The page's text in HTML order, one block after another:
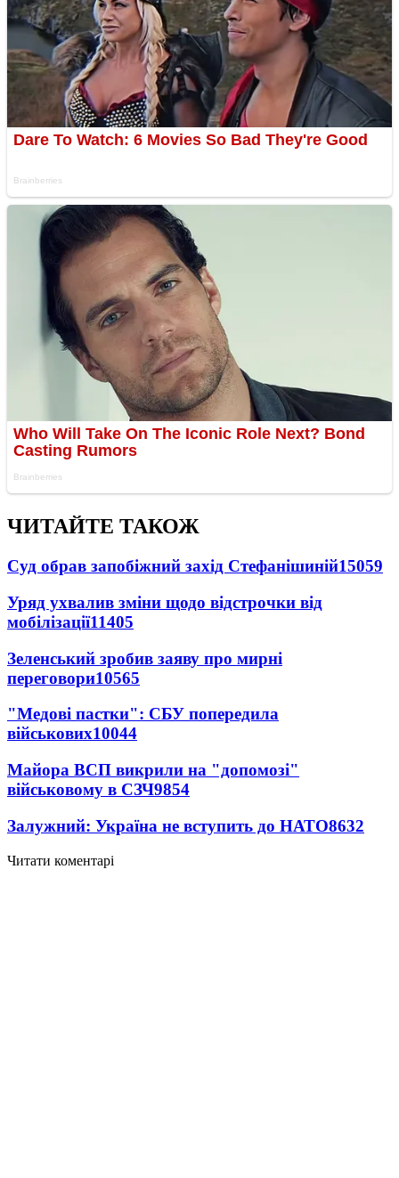
ЧИТАЙТЕ ТАКОЖ
Суд обрав запобіжний захід Стефанішиній15059
Уряд ухвалив зміни щодо відстрочки від
мобілізації11405
Зеленський зробив заяву про мирні
переговори10565
"Медові пастки": СБУ попередила
військових10044
Майора ВСП викрили на "допомозі"
військовому в СЗЧ9854
Залужний: Україна не вступить до НАТО8632
Читати коментарі